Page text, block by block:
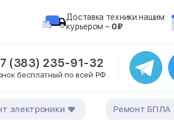
Доставка техники нашим
курьером – 0₽
(383) 235-91-32
бесплатный по всей РФ
электроники Ремонт БПЛА